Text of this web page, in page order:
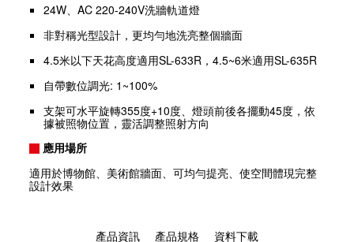
24W、AC 220-240V洗牆軌道燈
非對稱光型設計，更均勻地洗亮整個牆面
4.5米以下天花高度適用SL-633R，4.5~6米適用SL-635R
自帶數位調光: 1~100%
支架可水平旋轉355度+10度、燈頭前後各擺動45度，依
據被照物位置，靈活調整照射方向
應用場所
適用於博物館、美術館牆面、可均勻提亮、使空間體現完整
設計效果
產品資訊 產品規格 資料下載